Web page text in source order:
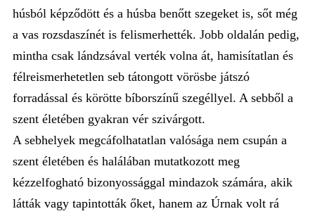
húsból képződött és a húsba benőtt szegeket is, sőt még
a vas rozsdaszínét is felismerhették. Jobb oldalán pedig,
mintha csak lándzsával verték volna át, hamisítatlan és
félreismerhetetlen seb tátongott vörösbe játszó
forradással és körötte bíborszínű szegéllyel. A sebből a
szent életében gyakran vér szivárgott.
A sebhelyek megcáfolhatatlan valósága nem csupán a
szent életében és halálában mutatkozott meg
kézzelfogható bizonyossággal mindazok számára, akik
látták vagy tapintották őket, hanem az Úrnak volt rá